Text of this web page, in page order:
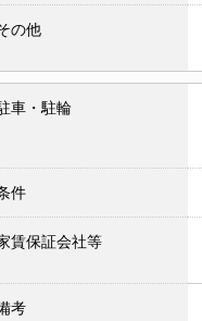
の他
車・駐輪
件
賃保証会社等
考